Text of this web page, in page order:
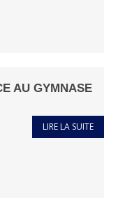
AU GYMNASE
LIRE LA SUITE